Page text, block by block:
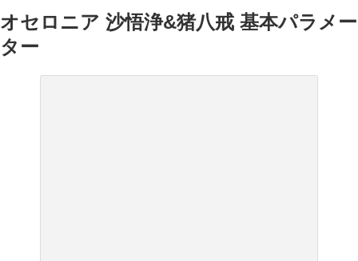
オセロニア 沙悟浄&猪八戒 基本パラメー
ター